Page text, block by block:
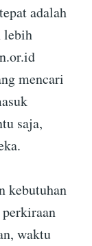
adalah
lebih
mencari
saja,
kebutuhan
waktu